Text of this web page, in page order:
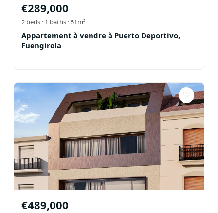
€289,000
2 beds · 1 baths · 51m²
Appartement à vendre à Puerto Deportivo,
Fuengirola
♡
€489,000